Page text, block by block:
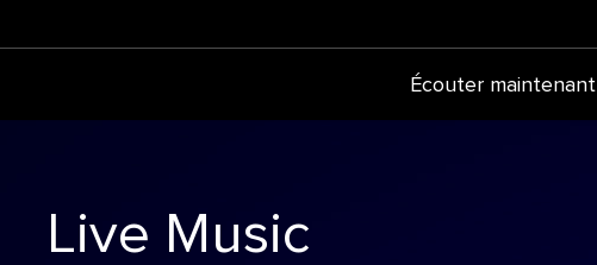
Live Music
Écouter maintenant